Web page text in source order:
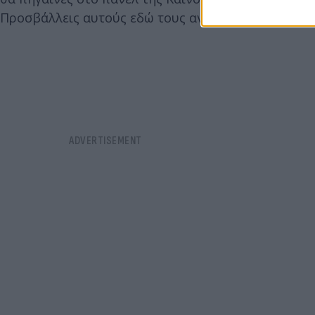
Προσβάλλεις αυτούς εδώ τους ανθρώπους» δήλωσε